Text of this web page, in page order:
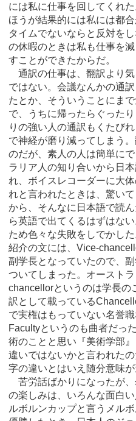
には私に仕事を回してくれ
ほうが結果的には私には都
タイムでないならと反対を
の休暇のときは私も仕事を
すことができたからだ。
通訳の仕事は、翻訳より気
ではない。会議なんかの通
たとか、そういうことにま
で、うちに帰ったらぐった
りの強い人の通訳もくたび
で神経が磨り減ってしまう
のだが、素人の人は簡単に
ラリア人の知り合いから日
れ、ボイスレコーダーに大
れと言われたときは、驚い
から、そんなに日本語で読
ら英語で出てくるはずはな
ため色々な失敗をしでかし
紹介の文には、Vice-
副学長となっていたので、
ついてしまった。オースト
chancellorというのは学長の
訳として載っている
で実権はもっていない名誉
Facultyというのも曲者だっ
術のことと思い『美術学部
違いではないかと言われた
字の違いとはいえ随分意味
苦労話ばかりになったが
の楽しみは、いろんな面白
ルボルンカップと言うメル